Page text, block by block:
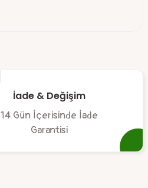
İade & Değişim
14 Gün İçerisinde İade
Garantisi